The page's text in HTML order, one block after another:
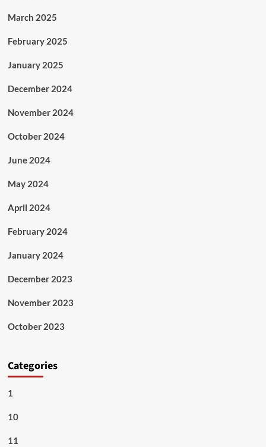
March 2025
February 2025
January 2025
December 2024
November 2024
October 2024
June 2024
May 2024
April 2024
February 2024
January 2024
December 2023
November 2023
October 2023
Categories
1
10
11